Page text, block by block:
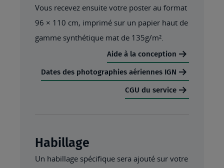
Vous recevez ensuite votre poster au format
96 × 110 cm, imprimé sur un papier haut de
gamme synthétique mat de 135g/m².
Aide à la conception
Dates des photographies aériennes IGN
CGU du service
Habillage
Un habillage spécifique sera ajouté sur votre